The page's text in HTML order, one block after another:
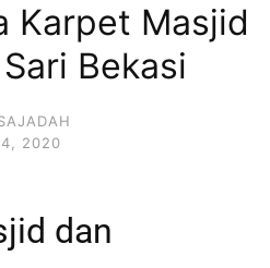
Karpet Masjid
Bekasi
2020
dan